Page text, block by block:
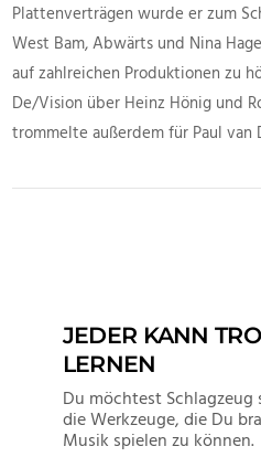
Plattenverträgen wurde er zum
West Bam, Abwärts und Nina
auf zahlreichen Produktionen zu
De/Vision über Heinz Hönig und
trommelte außerdem für Paul van
JEDER KANN
LERNEN
Du möchtest
die Werkzeuge, die Du
Musik spielen zu können.